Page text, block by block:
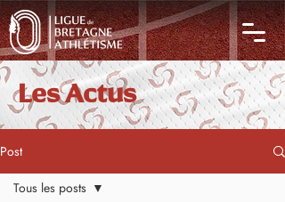
Les Actus
Post
Tous les posts